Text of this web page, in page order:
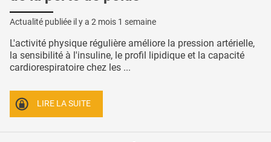
Actualité publiée il y a 2 mois 1 semaine
L'activité physique régulière améliore la pression artérielle,
la sensibilité à l'insuline, le profil lipidique et la capacité
cardiorespiratoire chez les ...
LIRE LA SUITE